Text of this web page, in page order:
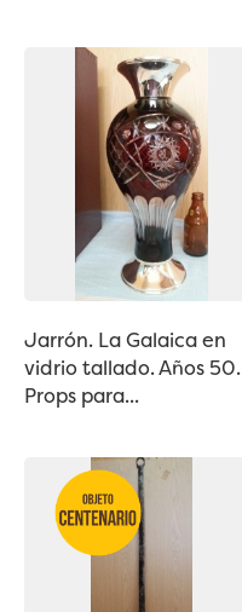
Jarrón. La Galaica en
vidrio tallado. Años 50.
Props para...